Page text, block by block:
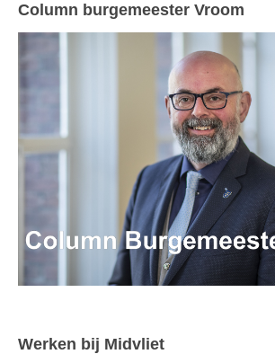
Column burgemeester Vroom
Werken bij Midvliet